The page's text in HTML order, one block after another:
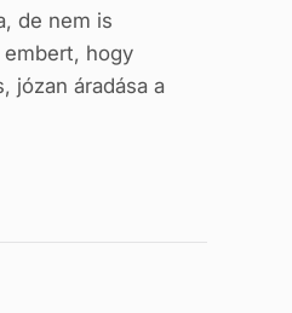
de nem is
embert, hogy
józan áradása a